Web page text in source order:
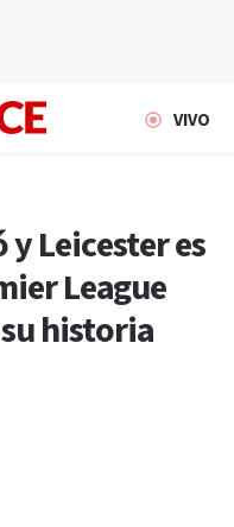
VIVO
Leicester es
League
historia